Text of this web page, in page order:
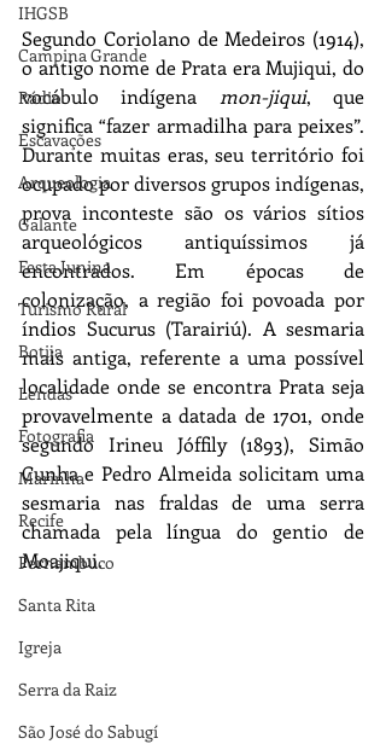
IHGSB
Campina Grande
Rádio
Escavações
Arqueologia
Galante
Festa Junina
Turismo Rural
Botija
Lendas
Fotografia
Marinha
Recife
Pernambuco
Santa Rita
Igreja
Serra da Raiz
São José do Sabugí
Segundo Coriolano de Medeiros (1914),
o antigo nome de Prata era Mujiqui, do
vocábulo indígena
mon-jiqui, que
significa “fazer armadilha para peixes”.
Durante muitas eras, seu território foi
ocupado por diversos grupos indígenas,
prova inconteste são os vários sítios
arqueológicos antiquíssimos já
encontrados. Em épocas de
colonização, a região foi povoada por
índios Sucurus (Tarairiú). A sesmaria
mais antiga, referente a uma possível
localidade onde se encontra Prata seja
provavelmente a datada de 1701, onde
segundo Irineu Jóffily (1893), Simão
Cunha e Pedro Almeida solicitam uma
sesmaria nas fraldas de uma serra
chamada pela língua do gentio de
Moajiqui.